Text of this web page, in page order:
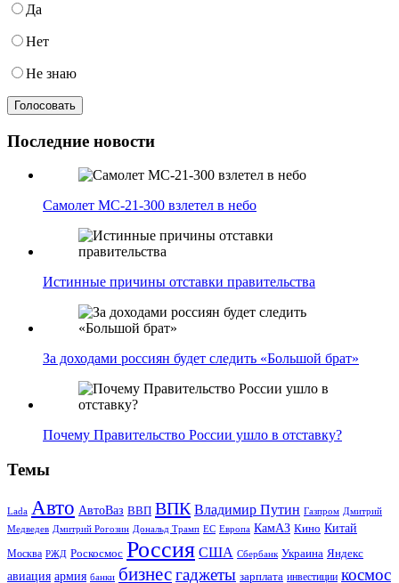
Да
Нет
Не знаю
Последние новости
Самолет МС-21-300 взлетел в небо
Истинные причины отставки правительства
За доходами россиян будет следить «Большой брат»
Почему Правительство России ушло в отставку?
Темы
Lada Авто АвтоВаз ВВП ВПК Владимир Путин Газпром Дмитрий
Медведев Дмитрий Рогозин Дональд Трамп ЕС Европа КамАЗ Кино Китай
Москва РЖД Роскосмос Россия США Сбербанк Украина Яндекс
авиация армия банки бизнесгаджеты зарплата инвестиции космос